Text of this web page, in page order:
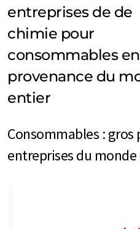
entreprises de de
chimie pour
consommables en
provenance du
entier
Consommables : gros
entreprises du